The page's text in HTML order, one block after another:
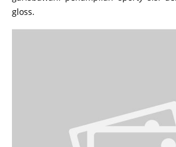
gloss.